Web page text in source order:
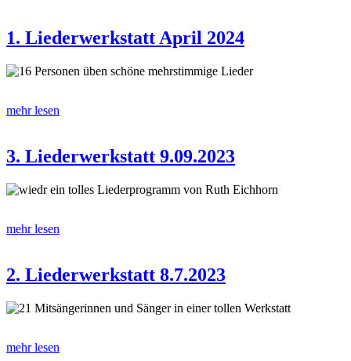
1. Liederwerkstatt April 2024
16 Personen üben schöne mehrstimmige Lieder
mehr lesen
3. Liederwerkstatt 9.09.2023
wiedr ein tolles Liederprogramm von Ruth Eichhorn
mehr lesen
2. Liederwerkstatt 8.7.2023
21 Mitsängerinnen und Sänger in einer tollen Werkstatt
mehr lesen